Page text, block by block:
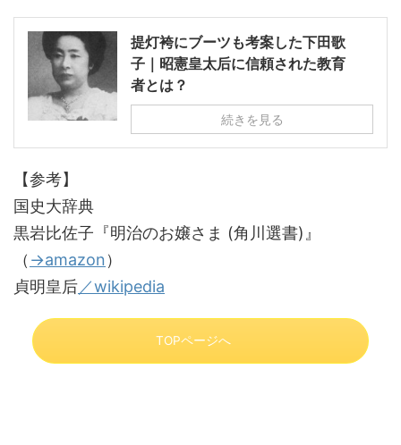
提灯袴にブーツも考案した下田歌
子｜昭憲皇太后に信頼された教育
者とは？
続きを見る
【参考】
国史大辞典
黒岩比佐子『明治のお嬢さま (角川選書)』
（ →amazon）
貞明皇后／wikipedia
TOPページへ